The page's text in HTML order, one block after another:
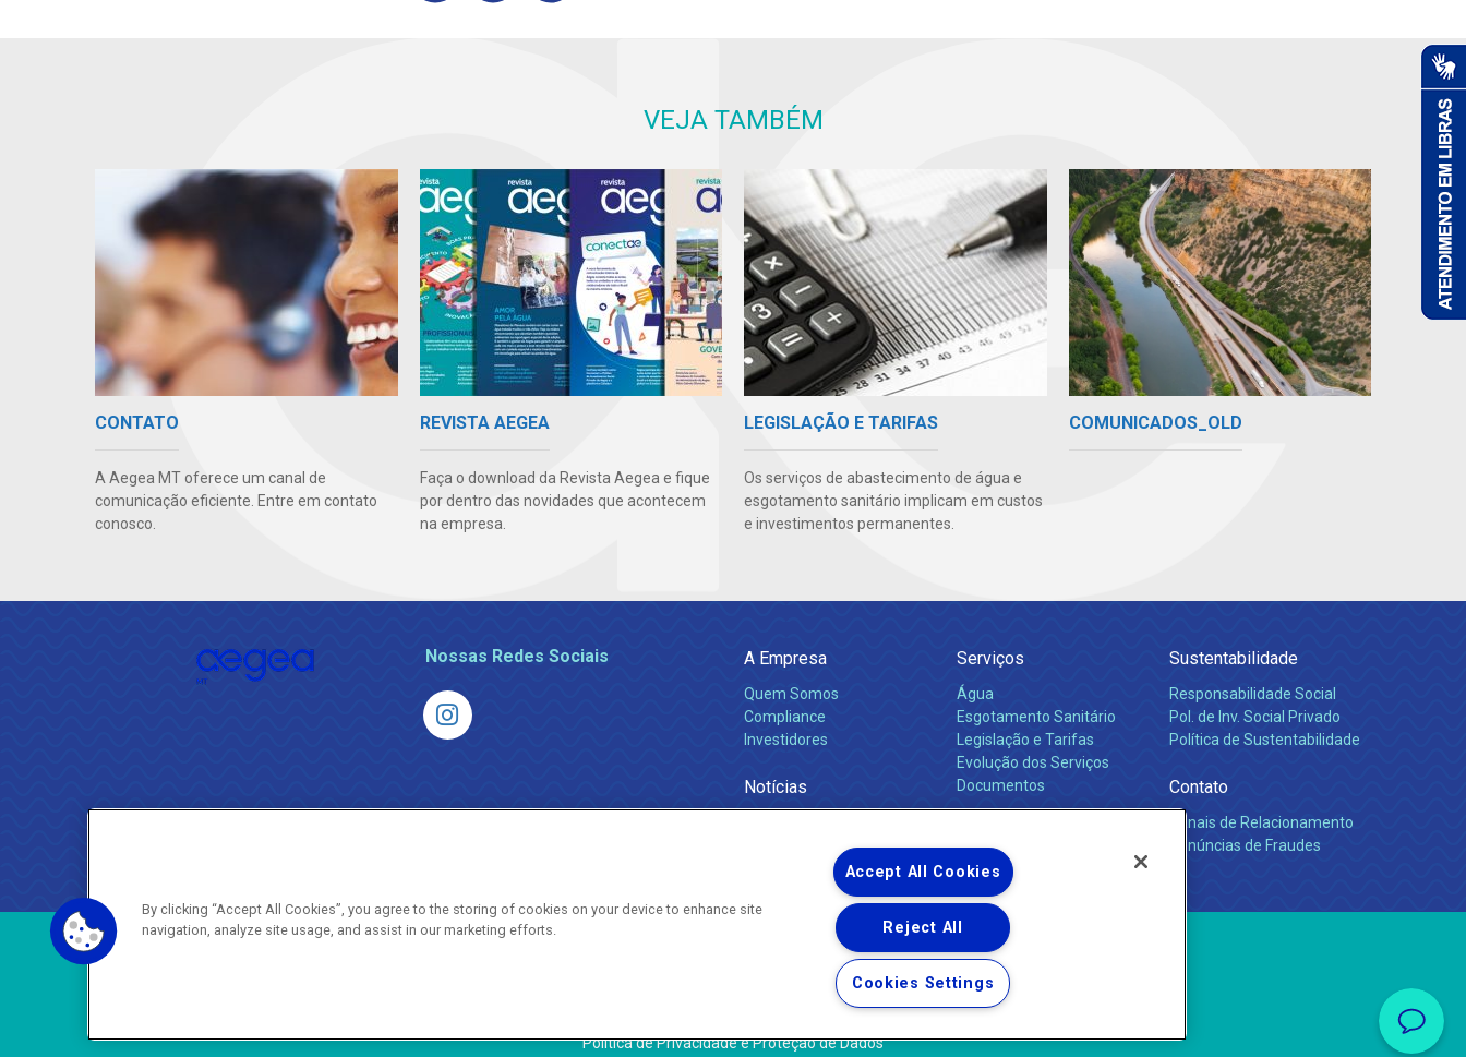
VEJA TAMBÉM
CONTATO
A Aegea MT oferece um canal de
comunicação eficiente. Entre em contato
conosco.
REVISTA AEGEA
Faça o download da Revista Aegea e fique
por dentro das novidades que acontecem
na empresa.
LEGISLAÇÃO E TARIFAS
Os serviços de abastecimento de água e
esgotamento sanitário implicam em custos
e investimentos permanentes.
COMUNICADOS_OLD
Nossas Redes Sociais A Empresa
Quem Somos
Compliance
Investidores
Notícias
Serviços
Água
Esgotamento Sanitário
Legislação e Tarifas
Evolução dos Serviços
Documentos
Sustentabilidade
Responsabilidade Social
Pol. de Inv. Social Privado
Política de Sustentabilidade
Contato
Canais de Relacionamento
Denúncias de Fraudes
Copyright ® 2026 - Todos os Direitos Reservados.
Política de Privacidade e Proteção de Dados
By clicking “Accept All Cookies”, you agree to the storing of cookies on your device to enhance site
navigation, analyze site usage, and assist in our marketing efforts.
Accept All Cookies
Reject All
Cookies Settings